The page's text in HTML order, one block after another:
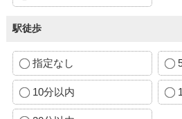
駅徒歩
指定なし
10分以内